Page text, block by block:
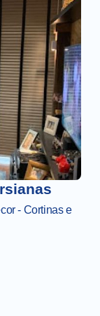
- Cortinas e